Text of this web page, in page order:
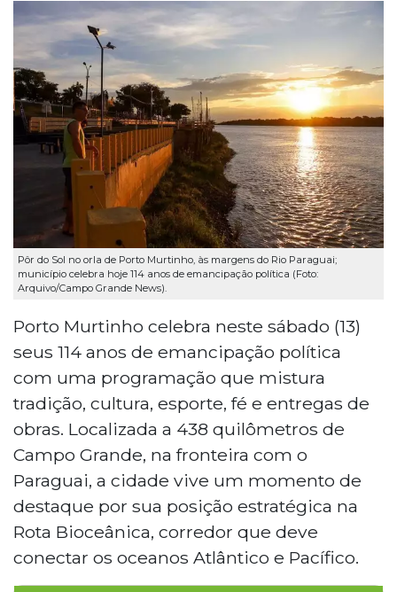
Pôr do Sol no orla de Porto Murtinho, às margens do Rio Paraguai;
município celebra hoje 114 anos de emancipação política (Foto:
Arquivo/Campo Grande News).
Porto Murtinho celebra neste sábado (13)
seus 114 anos de emancipação política
com uma programação que mistura
tradição, cultura, esporte, fé e entregas de
obras. Localizada a 438 quilômetros de
Campo Grande, na fronteira com o
Paraguai, a cidade vive um momento de
destaque por sua posição estratégica na
Rota Bioceânica, corredor que deve
conectar os oceanos Atlântico e Pacífico.